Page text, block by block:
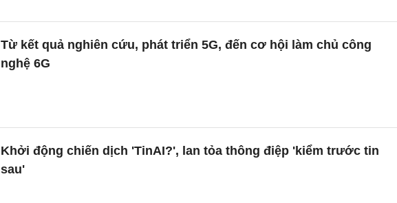
Từ kết quả nghiên cứu, phát triển 5G, đến cơ hội làm chủ công
nghệ 6G
Khởi động chiến dịch 'TinAI?', lan tỏa thông điệp 'kiểm trước tin
sau'